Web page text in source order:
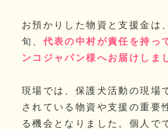
お預かりした物資と支援金は
旬、 代表の中村が責任を持っ
ンコジャパン様へお届けしま
現場では、保護犬活動の現場
されている物資や支援の重要
る機会となりました。個人で